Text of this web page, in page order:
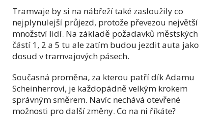
Tramvaje by si na nábřeží také zasloužily co
nejplynulejší průjezd, protože převezou největší
množství lidí. Na základě požadavků městských
částí 1, 2 a 5 tu ale zatím budou jezdit auta jako
dosud v tramvajových pásech.
Současná proměna, za kterou patří dík Adamu
Scheinherrovi, je každopádně velkým krokem
správným směrem. Navíc nechává otevřené
možnosti pro další změny. Co na ni říkáte?